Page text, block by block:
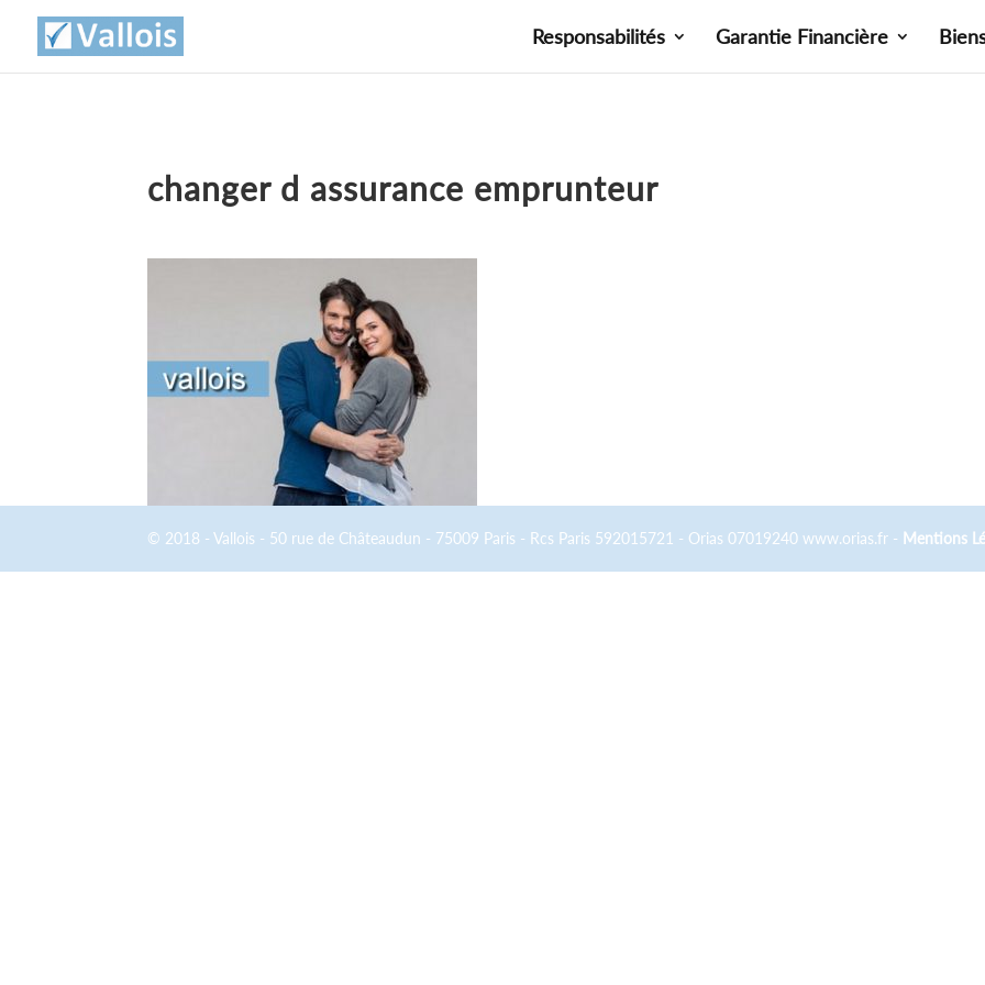
Responsabilités Garantie Financière
changer d assurance emprunteur
© 2018 - Vallois - 50 rue de Châteaudun - 75009 Paris - Rcs Paris 592015721 - Orias 07019240 www.orias.fr - Mentions